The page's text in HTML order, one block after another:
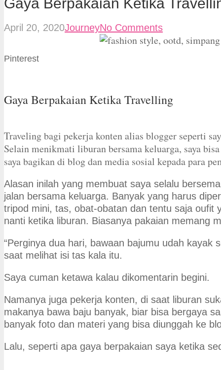
Pinterest
April 20, 2020JourneyNo Comments
Gaya Berpakaian Ketika Travelling
Traveling bagi pekerja konten alias blogger seperti
Selain menikmati liburan bersama keluarga, saya
saya bagikan di blog dan media sosial kepada para
Alasan inilah yang membuat saya selalu
jalan bersama keluarga. Banyak yang harus
tripod mini, tas, obat-obatan dan tentu saja oufit
nanti ketika liburan. Biasanya pakaian memang
“Perginya dua hari, bawaan bajumu udah kayak
saat melihat isi tas kala itu.
Saya cuman ketawa kalau dikomentarin begini.
Namanya juga pekerja konten, di saat liburan
makanya bawa baju banyak, biar bisa bergaya
banyak foto dan materi yang bisa diunggah ke
Lalu, seperti apa gaya berpakaian saya ketika